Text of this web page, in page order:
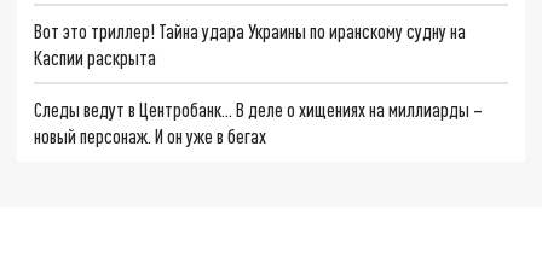
Вот это триллер! Тайна удара Украины по иранскому судну на
Каспии раскрыта
Следы ведут в Центробанк… В деле о хищениях на миллиарды –
новый персонаж. И он уже в бегах